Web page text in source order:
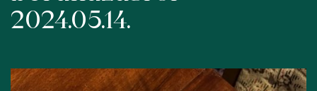
2024.05.14.